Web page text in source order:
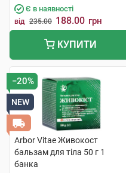
Є в наявності
від 235.00 188.00 грн
КУПИТИ
−20%
NEW
Arbor Vitae Живокост
бальзам для тіла 50 г 1
банка